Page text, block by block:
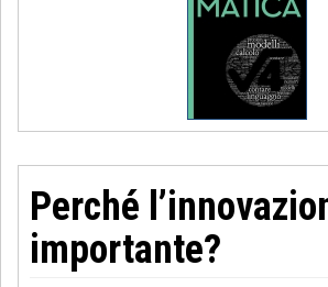
Perché
importante?